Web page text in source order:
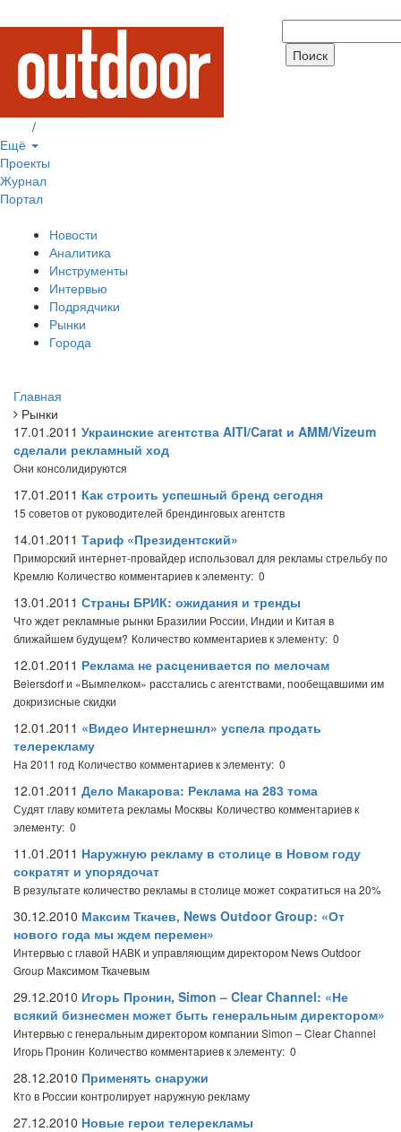
/
Ещё
Проекты
Журнал
Портал
Новости
Аналитика
Инструменты
Интервью
Подрядчики
Рынки
Города
Главная
Рынки
17.01.2011 Украинские агентства AITI/Carat и AMM/Vizeum
сделали рекламный ход
Они консолидируются
17.01.2011 Как строить успешный бренд сегодня
15 советов от руководителей брендинговых агентств
14.01.2011 Тариф «Президентский»
Приморский интернет-провайдер использовал для рекламы стрельбу по
Кремлю Количество комментариев к элементу: 0
13.01.2011 Страны БРИК: ожидания и тренды
Что ждет рекламные рынки Бразилии России, Индии и Китая в
ближайшем будущем? Количество комментариев к элементу: 0
12.01.2011 Реклама не расценивается по мелочам
Beiersdorf и «Вымпелком» расстались с агентствами, пообещавшими им
докризисные скидки
12.01.2011 «Видео Интернешнл» успела продать
телерекламу
На 2011 год Количество комментариев к элементу: 0
12.01.2011 Дело Макарова: Реклама на 283 тома
Судят главу комитета рекламы Москвы Количество комментариев к
элементу: 0
11.01.2011 Наружную рекламу в столице в Новом году
сократят и упорядочат
В результате количество рекламы в столице может сократиться на 20%
30.12.2010 Максим Ткачев, News Outdoor Group: «От
нового года мы ждем перемен»
Интервью с главой НАВК и управляющим директором News Outdoor
Group Максимом Ткачевым
29.12.2010 Игорь Пронин, Simon – Clear Channel: «Не
всякий бизнесмен может быть генеральным директором»
Интервью с генеральным директором компании Simon – Clear Channel
Игорь Пронин Количество комментариев к элементу: 0
28.12.2010 Применять снаружи
Кто в России контролирует наружную рекламу
27.12.2010 Новые герои телерекламы